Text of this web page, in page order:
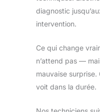
diagnostic
intervention.
Ce qui change
n’attend pas —
mauvaise
voit dans la durée.